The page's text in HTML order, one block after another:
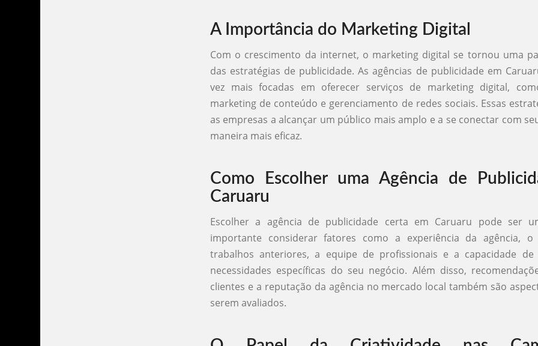
A Importância do Marketing Digital
Com o crescimento da internet, o marketing digital se tornou uma
das estratégias de publicidade. As agências de publicidade em
vez mais focadas em oferecer serviços de marketing digital,
marketing de conteúdo e gerenciamento de redes sociais. Essas
as empresas a alcançar um público mais amplo e a se conectar com
maneira mais eficaz.
Como Escolher uma Agência de
Caruaru
Escolher a agência de publicidade certa em Caruaru pode ser
importante considerar fatores como a experiência da agência,
trabalhos anteriores, a equipe de profissionais e a capacidade de
necessidades específicas do seu negócio. Além disso,
clientes e a reputação da agência no mercado local também são
serem avaliados.